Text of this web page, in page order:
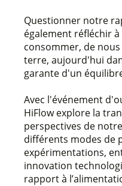
Questionner notre
également réfléchir
consommer, de
terre, aujourd'hui
garante d'un
Avec l'événement
HiFlow explore la
perspectives de
différents modes de
expérimentations,
innovation
rapport à